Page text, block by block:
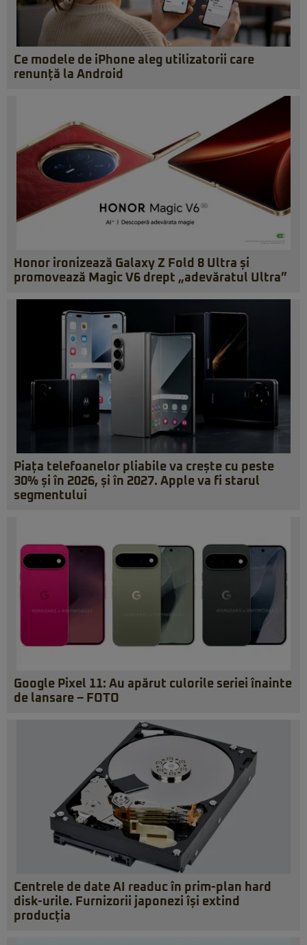
Ce modele de iPhone aleg utilizatorii care
renunță la Android
Honor ironizează Galaxy Z Fold 8 Ultra și
promovează Magic V6 drept „adevăratul Ultra”
Piața telefoanelor pliabile va crește cu peste
30% și în 2026, și în 2027. Apple va fi starul
segmentului
Google Pixel 11: Au apărut culorile seriei înainte
de lansare – FOTO
Centrele de date AI readuc în prim-plan hard
disk-urile. Furnizorii japonezi își extind
producția